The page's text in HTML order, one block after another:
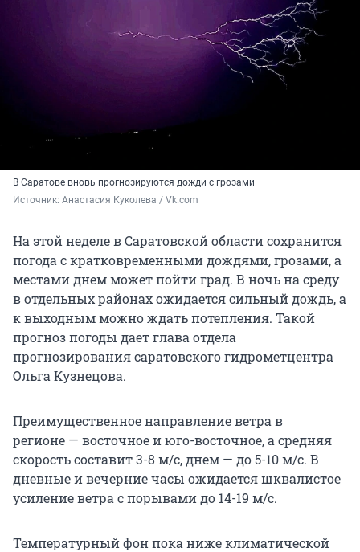
В Саратове вновь прогнозируются дожди с грозами
Источник: Анастасия Куколева / Vk.com
На этой неделе в Саратовской области сохранится
погода с кратковременными дождями, грозами, а
местами днем может пойти град. В ночь на среду
в отдельных районах ожидается сильный дождь, а
к выходным можно ждать потепления. Такой
прогноз погоды дает глава отдела
прогнозирования саратовского гидрометцентра
Ольга Кузнецова.
Преимущественное направление ветра в
регионе — восточное и юго-восточное, а средняя
скорость составит 3-8 м/с, днем — до 5-10 м/с. В
дневные и вечерние часы ожидается шквалистое
усиление ветра с порывами до 14-19 м/с.
Температурный фон пока ниже климатической